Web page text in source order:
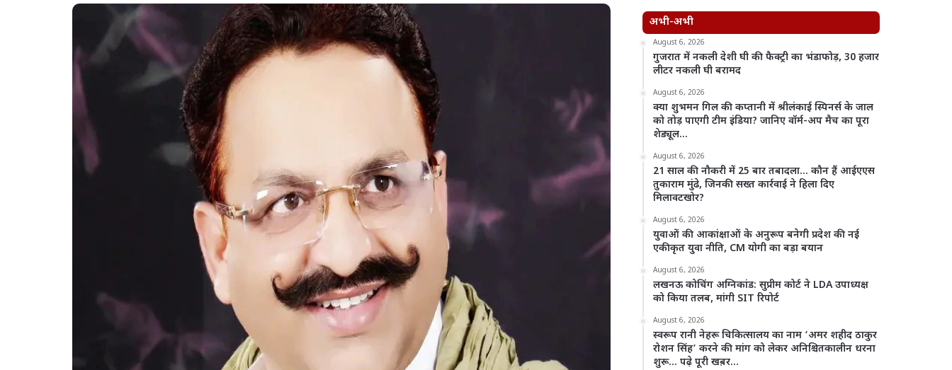
अभी-अभी
August 6, 2026
गुजरात में नकली देशी घी की फैक्ट्री का भंडाफोड़, 30 हजार
लीटर नकली घी बरामद
August 6, 2026
क्या शुभमन गिल की कप्तानी में श्रीलंकाई स्पिनर्स के जाल
को तोड़ पाएगी टीम इंडिया? जानिए वॉर्म-अप मैच का पूरा
शेड्यूल…
August 6, 2026
21 साल की नौकरी में 25 बार तबादला… कौन हैं आईएएस
तुकाराम मुंढे, जिनकी सख्त कार्रवाई ने हिला दिए
मिलावटखोर?
August 6, 2026
युवाओं की आकांक्षाओं के अनुरूप बनेगी प्रदेश की नई
एकीकृत युवा नीति, CM योगी का बड़ा बयान
August 6, 2026
लखनऊ कोचिंग अग्निकांड: सुप्रीम कोर्ट ने LDA उपाध्यक्ष
को किया तलब, मांगी SIT रिपोर्ट
August 6, 2026
स्वरूप रानी नेहरू चिकित्सालय का नाम ‘अमर शहीद ठाकुर
रोशन सिंह’ करने की मांग को लेकर अनिश्चितकालीन धरना
शुरू… पढ़े पूरी खब़र…